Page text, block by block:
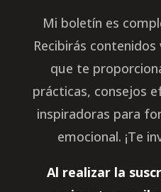
Mi boletín es
Recibirás
que te
prácticas, consejos
inspiradoras para
emocional. ¡Te
Al realizar la